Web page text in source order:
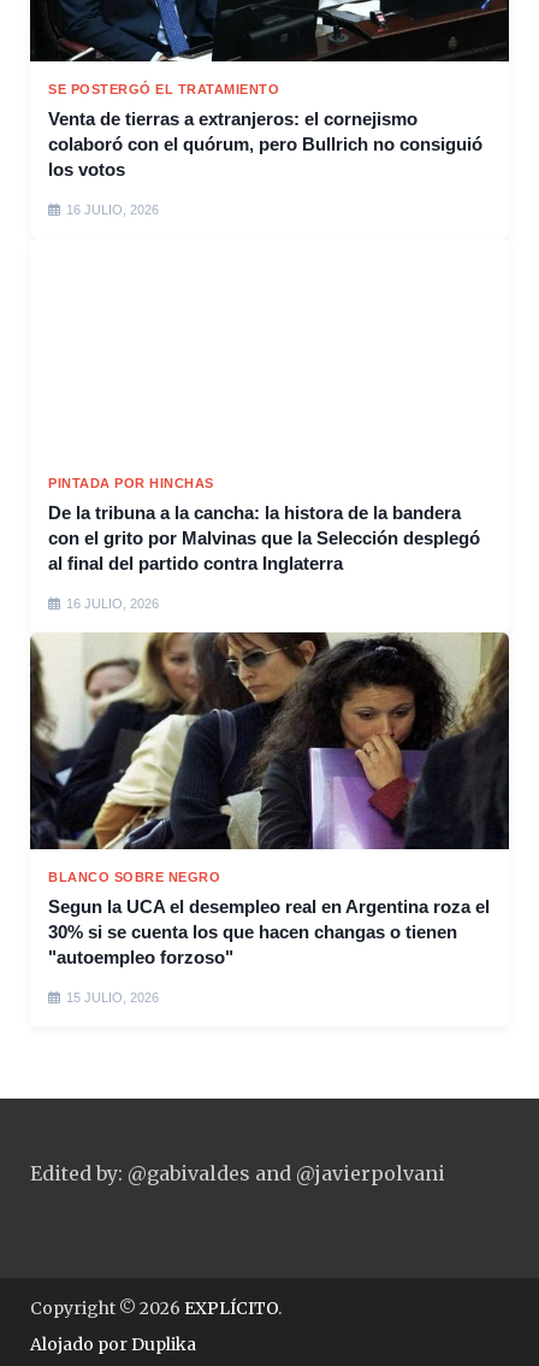
SE POSTERGÓ EL TRATAMIENTO
Venta de tierras a extranjeros: el cornejismo
colaboró con el quórum, pero Bullrich no consiguió
los votos
16 JULIO, 2026
PINTADA POR HINCHAS
De la tribuna a la cancha: la histora de la bandera
con el grito por Malvinas que la Selección desplegó
al final del partido contra Inglaterra
16 JULIO, 2026
BLANCO SOBRE NEGRO
Segun la UCA el desempleo real en Argentina roza el
30% si se cuenta los que hacen changas o tienen
"autoempleo forzoso"
15 JULIO, 2026
Edited by: @gabivaldes and @javierpolvani
Copyright © 2026 EXPLÍCITO.
Alojado porDuplika